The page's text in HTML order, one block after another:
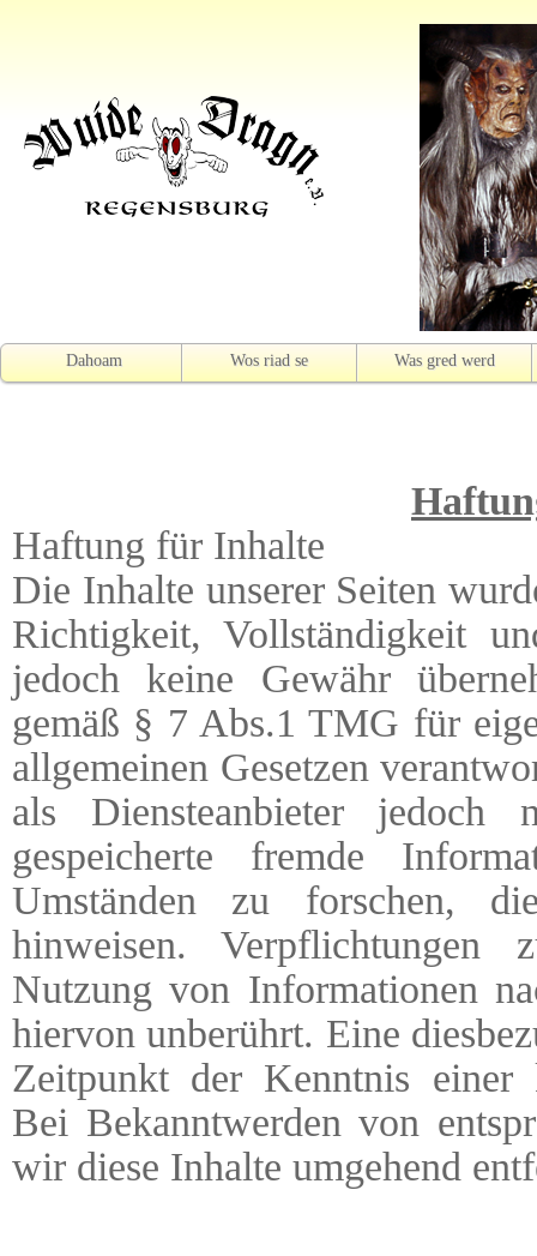
Dahoam Wos riad se Was gred werd
Haftung für Inhalte
Die Inhalte unserer Seiten
Richtigkeit, Vollständigkeit
jedoch keine Gewähr
gemäß § 7 Abs.1 TMG für
allgemeinen Gesetzen
als Diensteanbieter jedoch
gespeicherte fremde
Umständen zu forschen,
hinweisen.
Nutzung von Informationen
hiervon unberührt. Eine
Zeitpunkt der Kenntnis einer
Bei Bekanntwerden von
wir diese Inhalte umgehend